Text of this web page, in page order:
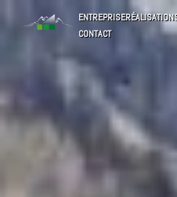
ENTREPRISE
CONTACT